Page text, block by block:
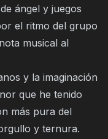
ángel y juegos
el ritmo del grupo
musical al
y la imaginación
que he tenido
más pura del
y ternura.